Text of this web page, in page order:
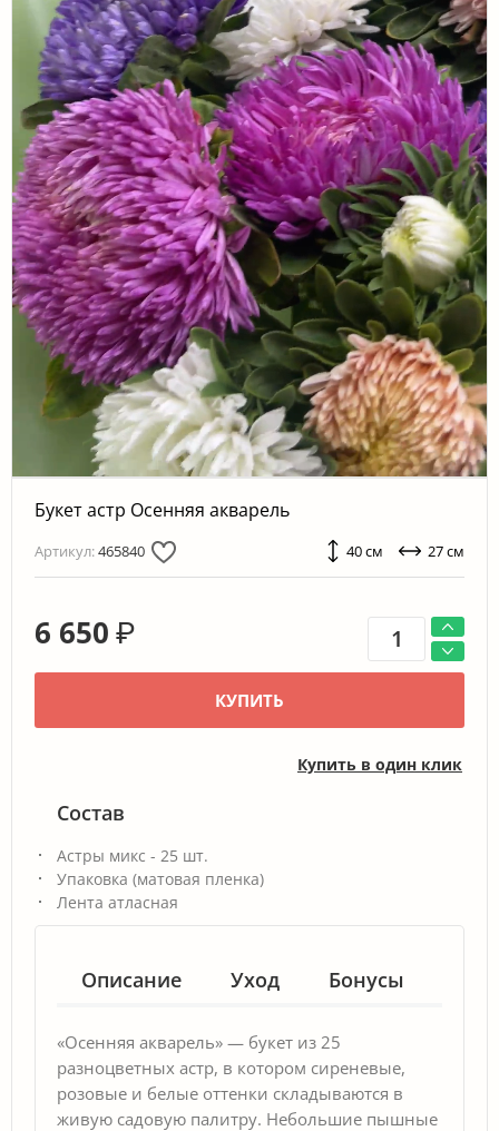
Букет астр Осенняя акварель
Артикул:465840 40 см 27 см
6 650 ₽
КУПИТЬ
Купить в один клик
Состав
Астры микс - 25 шт.
Упаковка (матовая пленка)
Лента атласная
Описание Уход Бонусы
«Осенняя акварель» — букет из 25
разноцветных астр, в котором сиреневые,
розовые и белые оттенки складываются в
живую садовую палитру. Небольшие пышные